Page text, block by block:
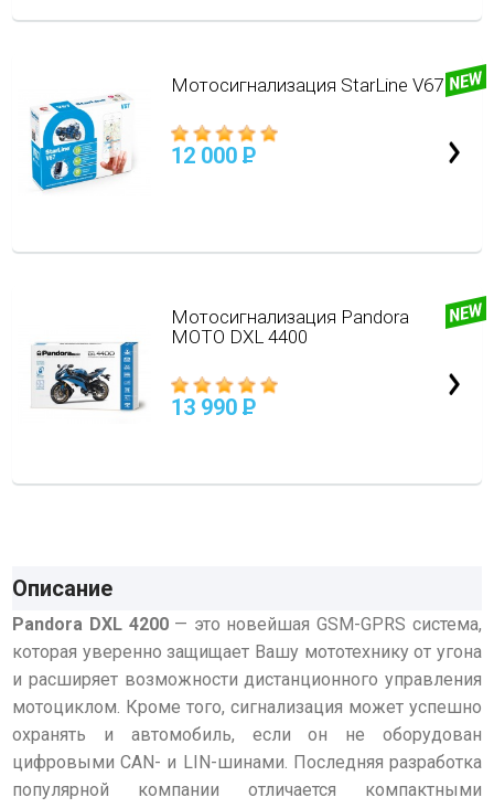
Мотосигнализация StarLine V67
12 000 P
Мотосигнализация Pandora
MOTO DXL 4400
13 990 P
Описание
Pandora DXL 4200— это новейшая GSM-GPRS система,
которая уверенно защищает Вашу мототехнику от угона
и расширяет возможности дистанционного управления
мотоциклом. Кроме того, сигнализация может успешно
охранять и автомобиль, если он не оборудован
цифровыми CAN- и LIN-шинами. Последняя разработка
популярной компании отличается компактными